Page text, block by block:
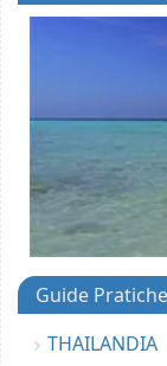
Guide
THAILANDIA